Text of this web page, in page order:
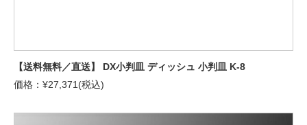
【送料無料／直送】 DX小判皿 ディッシュ 小判皿 K-8
価格：¥27,371(税込)